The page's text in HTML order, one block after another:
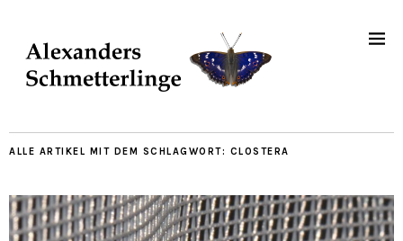
ALLE ARTIKEL MIT DEM SCHLAGWORT: CLOSTERA